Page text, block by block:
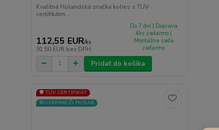
Kvalitná Holandská značka kolies s TUV
certifikátm...
112,55 EUR/ks
91,50 EUR bez DPH
Do 7 dní | Doprava
4ks zadarmo |
Montážna sada
zadarmo
Pridať do košíka
🛡️ TÜV CERTIFIKÁT
⚙️OVERÍME ČI PASUJE